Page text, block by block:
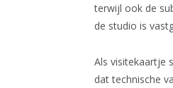
terwijl ook de
de studio is
Als visitekaartje
dat technische